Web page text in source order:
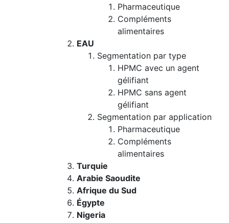
Pharmaceutique
Compléments
alimentaires
EAU
Segmentation par type
HPMC avec un agent
gélifiant
HPMC sans agent
gélifiant
Segmentation par application
Pharmaceutique
Compléments
alimentaires
Turquie
Arabie Saoudite
Afrique du Sud
Égypte
Nigeria